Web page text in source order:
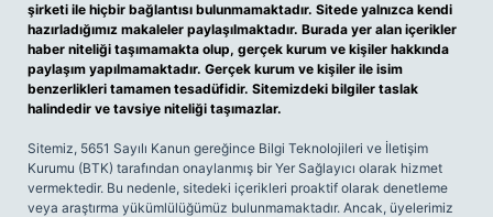
şirketi ile hiçbir bağlantısı bulunmamaktadır. Sitede yalnızca kendi
hazırladığımız makaleler paylaşılmaktadır. Burada yer alan içerikler
haber niteliği taşımamakta olup, gerçek kurum ve kişiler hakkında
paylaşım yapılmamaktadır. Gerçek kurum ve kişiler ile isim
benzerlikleri tamamen tesadüfidir. Sitemizdeki bilgiler taslak
halindedir ve tavsiye niteliği taşımazlar.
Sitemiz, 5651 Sayılı Kanun gereğince Bilgi Teknolojileri ve İletişim
Kurumu (BTK) tarafından onaylanmış bir Yer Sağlayıcı olarak hizmet
vermektedir. Bu nedenle, sitedeki içerikleri proaktif olarak denetleme
veya araştırma yükümlülüğümüz bulunmamaktadır. Ancak, üyelerimiz